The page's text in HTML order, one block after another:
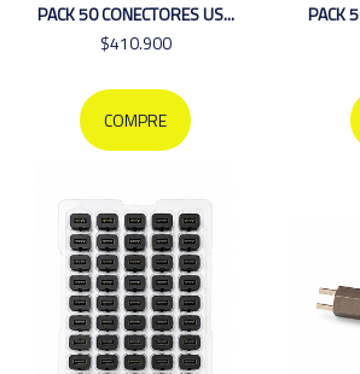
PACK 50 CONECTORES US...
$410.900
COMPRE
PACK